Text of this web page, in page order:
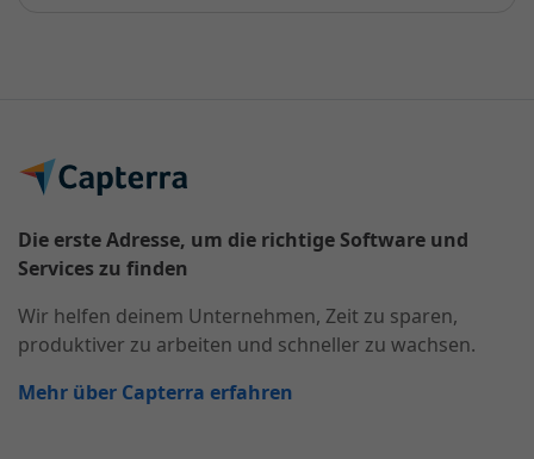
Die erste Adresse, um die richtige Software und
Services zu finden
Wir helfen deinem Unternehmen, Zeit zu sparen,
produktiver zu arbeiten und schneller zu wachsen.
Mehr über Capterra erfahren